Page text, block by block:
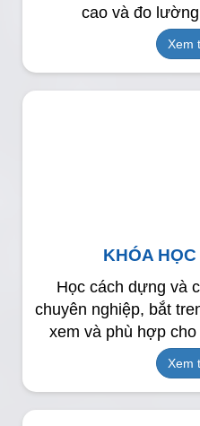
cao và đo
Xem
KHÓA
Học cách dựng và
chuyên nghiệp, bắt
xem và phù hợp
Xem